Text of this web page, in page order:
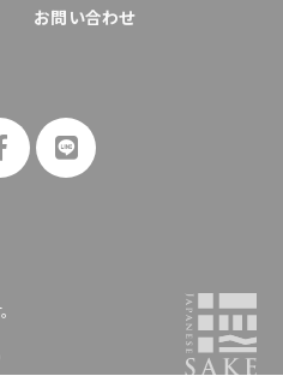
お問い合わせ